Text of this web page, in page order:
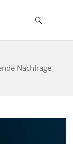
Nachfrage